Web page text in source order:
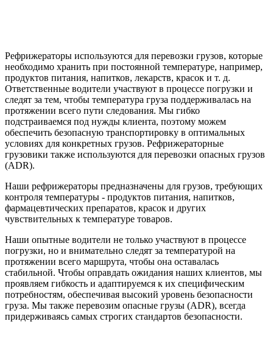
Рефрижераторы используются для перевозки грузов, которые
необходимо хранить при постоянной температуре, например,
продуктов питания, напитков, лекарств, красок и т. д.
Ответственные водители участвуют в процессе погрузки и
следят за тем, чтобы температура груза поддерживалась на
протяжении всего пути следования. Мы гибко
подстраиваемся под нужды клиента, поэтому можем
обеспечить безопасную транспортировку в оптимальных
условиях для конкретных грузов. Рефрижераторные
грузовики также используются для перевозки опасных грузов
(ADR).
Наши рефрижераторы предназначены для грузов, требующих
контроля температуры - продуктов питания, напитков,
фармацевтических препаратов, красок и других
чувствительных к температуре товаров.
Наши опытные водители не только участвуют в процессе
погрузки, но и внимательно следят за температурой на
протяжении всего маршрута, чтобы она оставалась
стабильной. Чтобы оправдать ожидания наших клиентов, мы
проявляем гибкость и адаптируемся к их специфическим
потребностям, обеспечивая высокий уровень безопасности
груза. Мы также перевозим опасные грузы (ADR), всегда
придерживаясь самых строгих стандартов безопасности.